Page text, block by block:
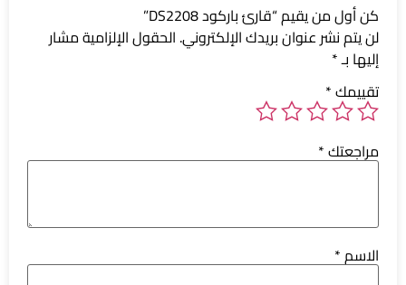
كن أول من يقيم “قارئ باركود DS2208”
لن يتم نشر عنوان بريدك الإلكتروني. الحقول الإلزامية مشار
إليها بـ*
تقييمك*
مراجعتك*
الاسم*